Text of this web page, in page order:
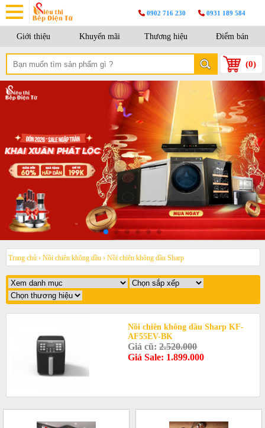
0902 716 230 0931 189 584
Giới thiệu Khuyến mãi Thương hiệu Điểm bán
(0)
Trang chủ › Nồi chiên không dầu › Nồi chiên không dầu Sharp
Nồi chiên không dầu Sharp KF-
AF55EV-BK
Giá cũ:2.520.000
Giá Sale: 1.899.000